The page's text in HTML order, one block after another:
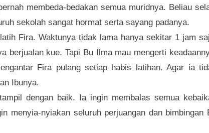
membeda-bedakan semua muridnya. Beliau
sekolah sangat hormat serta sayang padanya.
Fira. Waktunya tidak lama hanya sekitar 1 jam
berjualan kue. Tapi Bu Ilma mau mengerti
Fira pulang setiap habis latihan. Agar ia
Ibunya.
dengan baik. Ia ingin membalas semua
menyia-nyiakan seluruh perjuangan dan bimbingan